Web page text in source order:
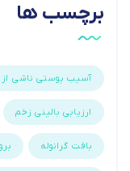
برچسب ها
آسیب پوستی ناشی از
ارزیابی بالینی زخم
بافت گرانوله